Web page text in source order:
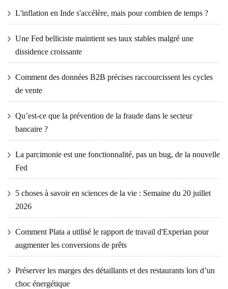
L'inflation en Inde s'accélère, mais pour combien de temps ?
Une Fed belliciste maintient ses taux stables malgré une
dissidence croissante
Comment des données B2B précises raccourcissent les cycles
de vente
Qu’est-ce que la prévention de la fraude dans le secteur
bancaire ?
La parcimonie est une fonctionnalité, pas un bug, de la nouvelle
Fed
5 choses à savoir en sciences de la vie : Semaine du 20 juillet
2026
Comment Plata a utilisé le rapport de travail d'Experian pour
augmenter les conversions de prêts
Préserver les marges des détaillants et des restaurants lors d’un
choc énergétique